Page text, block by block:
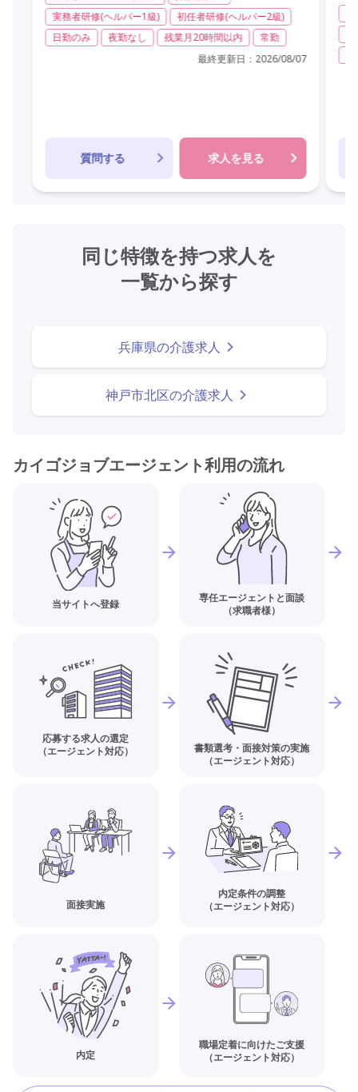
実務者研修(ヘルパー1級)
初任者研修(ヘルパー2級)
日勤のみ
夜勤なし 残業月20時間以内
常勤
最終更新日： 2026/08/07
質問する 求人を見る
同じ特徴を持つ求人を
一覧から探す
兵庫県の介護求人
神戸市北区の介護求人
カイゴジョブエージェント利用の流れ
当サイトへ登録
専任エージェントと面談
（求職者様）
応募する求人の選定
（エージェント対応）
書類選考・面接対策の実施
（エージェント対応）
面接実施
内定条件の調整
（エージェント対応）
内定
職場定着に向けたご支援
（エージェント対応）